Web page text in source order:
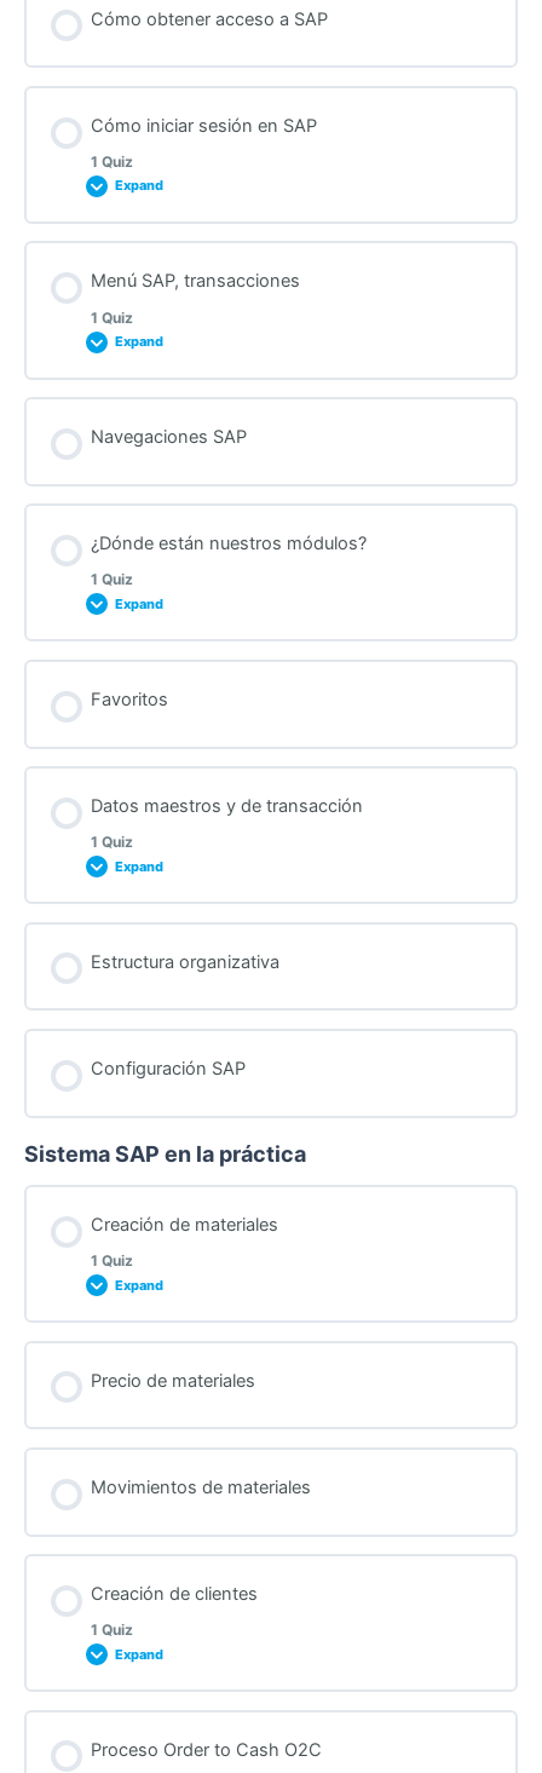
Cómo obtener acceso a SAP
Cómo iniciar sesión en SAP
1 Quiz
Expand
Menú SAP, transacciones
1 Quiz
Expand
Navegaciones SAP
¿Dónde están nuestros módulos?
1 Quiz
Expand
Favoritos
Datos maestros y de transacción
1 Quiz
Expand
Estructura organizativa
Configuración SAP
Sistema SAP en la práctica
Creación de materiales
1 Quiz
Expand
Precio de materiales
Movimientos de materiales
Creación de clientes
1 Quiz
Expand
Proceso Order to Cash O2C